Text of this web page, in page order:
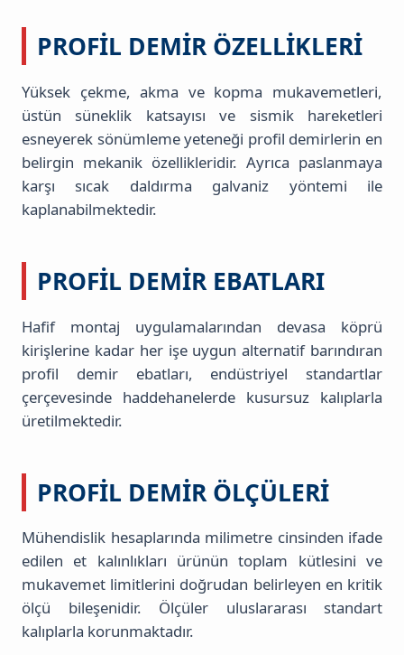
PROFIL DEMIR ÖZELLIKLERI
Yüksek çekme, akma ve kopma mukavemetleri,
üstün süneklik katsayısı ve sismik hareketleri
esneyerek sönümleme yeteneği profil demirlerin en
belirgin mekanik özellikleridir. Ayrıca paslanmaya
karşı sıcak daldırma galvaniz yöntemi ile
kaplanabilmektedir.
PROFIL DEMIR EBATLARI
Hafif montaj uygulamalarından devasa köprü
kirişlerine kadar her işe uygun alternatif barındıran
profil demir ebatları, endüstriyel standartlar
çerçevesinde haddehanelerde kusursuz kalıplarla
üretilmektedir.
PROFIL DEMIR ÖLÇÜLERI
Mühendislik hesaplarında milimetre cinsinden ifade
edilen et kalınlıkları ürünün toplam kütlesini ve
mukavemet limitlerini doğrudan belirleyen en kritik
ölçü bileşenidir. Ölçüler uluslararası standart
kalıplarla korunmaktadır.